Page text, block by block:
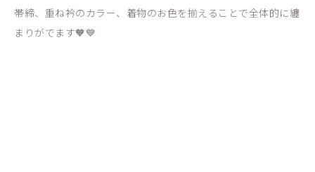
帯締、重ね衿のカラー、着物のお色を揃えることで全体的に纏
まりがでます🧡💙